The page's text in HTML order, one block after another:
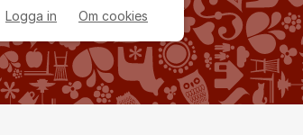
Logga in Om cookies